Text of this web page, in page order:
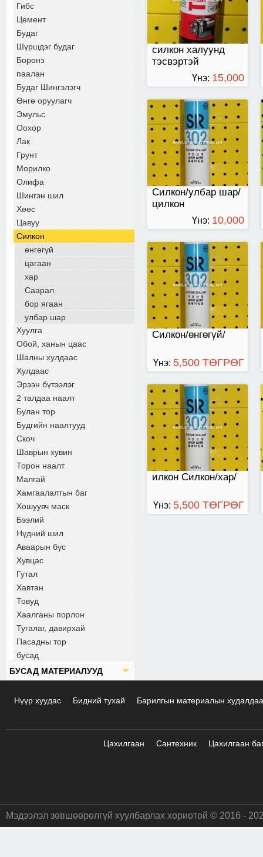
Гибс
Цемент
Будаг
Шүршдэг будаг
Боронз
паалан
Будаг Шингэлэгч
Өнгө оруулагч
Эмульс
Оохор
Лак
Грунт
Морилко
Олифа
Шингэн шил
Хөөс
Цавуу
Силкон
өнгөгүй
цагаан
хар
Саарал
бор ягаан
улбар шар
Хуулга
Обой, ханын цаас
Шалны хулдаас
Хулдаас
Эрээн бүтээлэг
2 талдаа наалт
Булан тор
Будгийн наалтууд
Скоч
Шаврын хувин
Торон наалт
Малгай
Хамгаалалтын баг
Хошуувч маск
Бээлий
Нүдний шил
Аваарын бүс
Хувцас
Гутал
Хавтан
Товуд
Хаалганы порлон
Тугалаг, давирхай
Пасадны тор
бусад
БУСАД МАТЕРИАЛУУД
силкон халуунд
тэсвэртэй
Үнэ: 15,000
ТӨГРӨГ
Силкон/улбар шар/
цилкон
Үнэ: 10,000
ТӨГРӨГ
Силкон/өнгөгүй/
270 мл-ээр савласан
Үнэ: 5,500 ТӨГРӨГ
илкон Силкон/хар/
270 мл-ээр савласан
Үнэ: 5,500 ТӨГРӨГ
Нүүр хуудас Бидний тухай Барилгын материалын
Цахилгаан Сантехник Цахилгаан
Мэдээлэл зөвшөөрөлгүй хуулбарлах хориотой © 2016 -